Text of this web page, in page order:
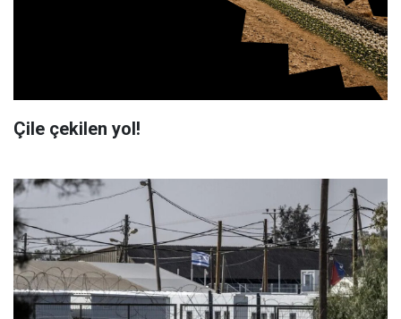
Çile çekilen yol!